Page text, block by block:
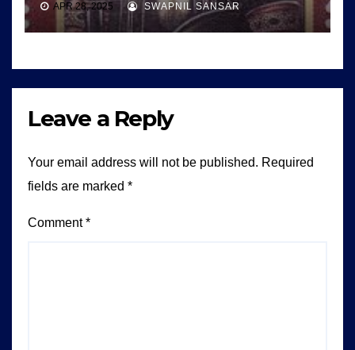
APR 28, 2025 SWAPNIL SANSAR
Leave a Reply
Your email address will not be published. Required
fields are marked *
Comment*